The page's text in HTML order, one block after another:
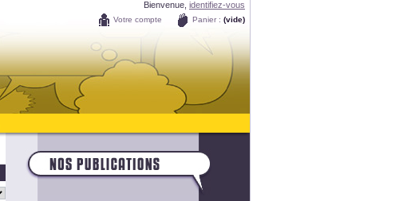
Bienvenue, identifiez-vous
Panier : (vide)
Votre compte